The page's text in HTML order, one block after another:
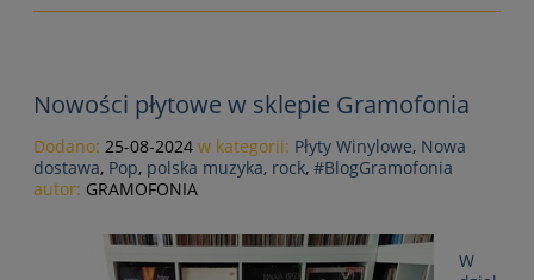
Nowości płytowe w sklepie Gramofonia
Dodano: 25-08-2024 w kategorii: Płyty Winylowe, Nowa
dostawa, Pop, polska muzyka, rock, #BlogGramofonia
autor: GRAMOFONIA
W